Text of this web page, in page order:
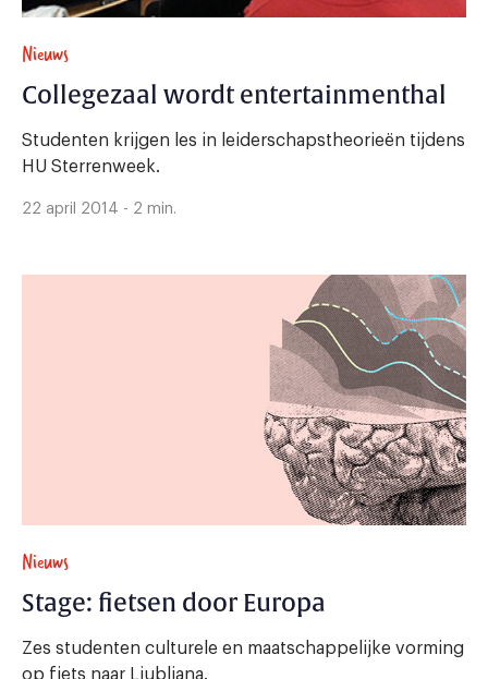
Nieuws
Collegezaal wordt entertainmenthal
Studenten krijgen les in leiderschapstheorieën tijdens
HU Sterrenweek.
22 april 2014 - 2 min.
Nieuws
Stage: fietsen door Europa
Zes studenten culturele en maatschappelijke vorming
op fiets naar Ljubljana.